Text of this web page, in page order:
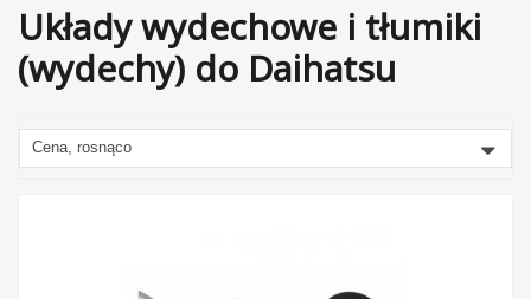
Układy wydechowe i tłumiki
(wydechy) do Daihatsu
Cena, rosnąco